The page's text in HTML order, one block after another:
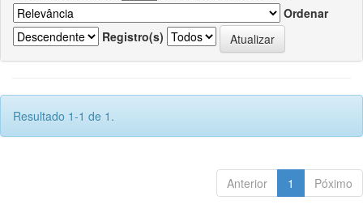
Ordenar
Registro(s)
Resultado 1-1 de 1.
Anterior 1 Póximo